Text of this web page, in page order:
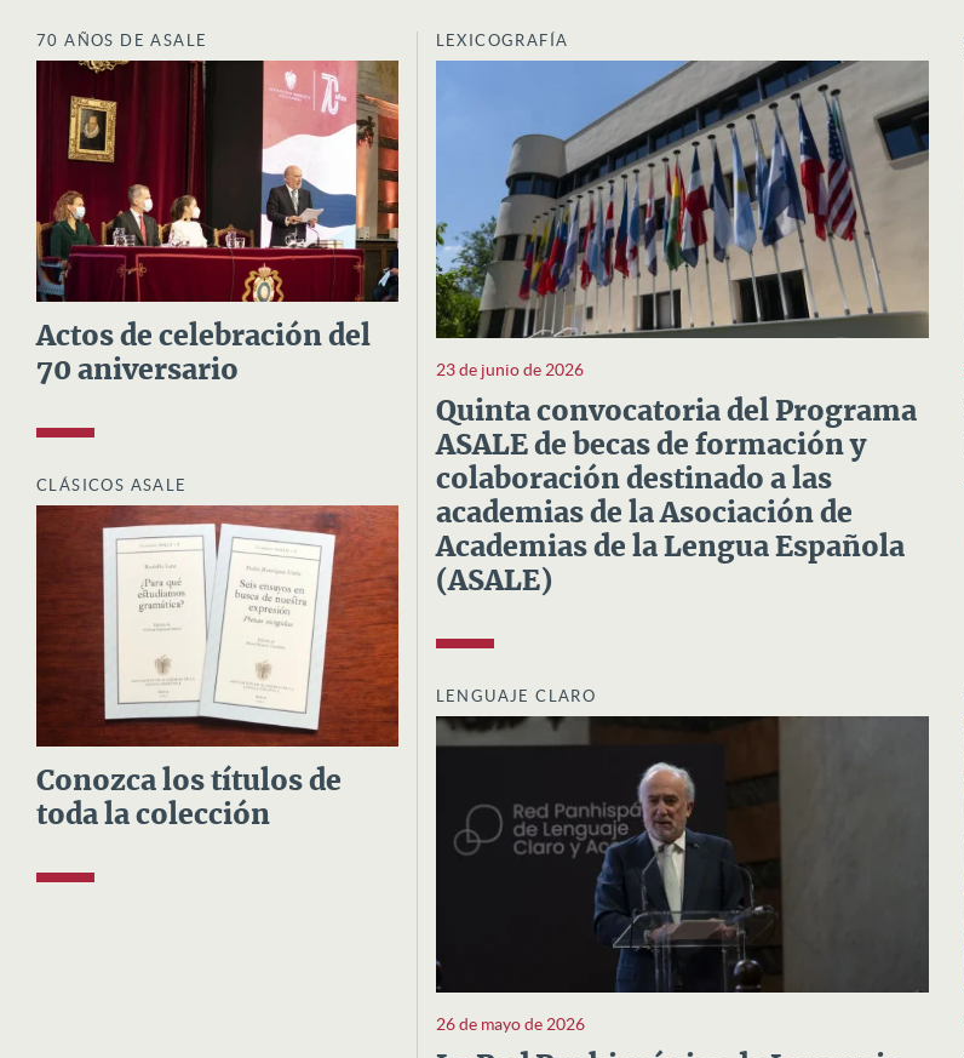
70 AÑOS DE ASALE
Actos de celebración del
70 aniversario
CLÁSICOS ASALE
Conozca los títulos de
toda la colección
LEXICOGRAFÍA
23 de junio de 2026
Quinta convocatoria del Programa
ASALE de becas de formación y
colaboración destinado a las
academias de la Asociación de
Academias de la Lengua Española
(ASALE)
LENGUAJE CLARO
26 de mayo de 2026